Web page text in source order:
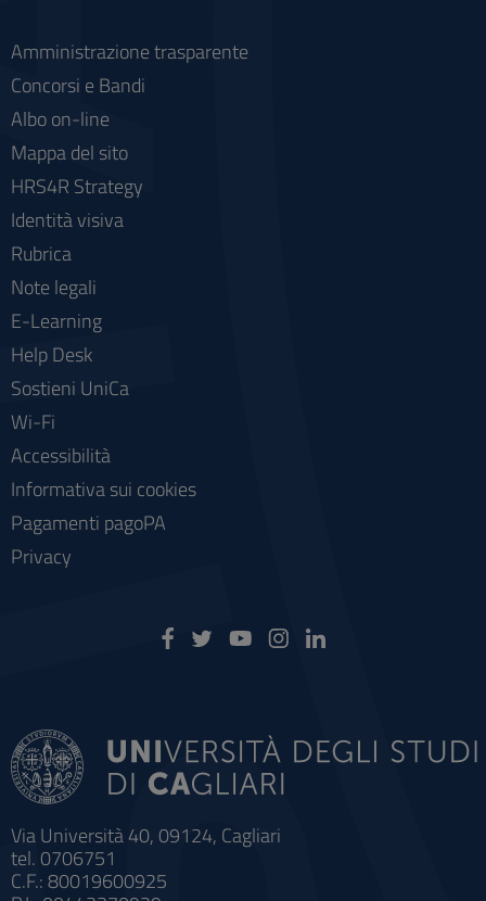
Via Università 40, 09124, Cagliari
tel. 0706751
C.F.: 80019600925
Amministrazione trasparente
Concorsi e Bandi
Albo on-line
Mappa del sito
HRS4R Strategy
Identità visiva
Rubrica
Note legali
E-Learning
Help Desk
Sostieni UniCa
Wi-Fi
Accessibilità
Informativa sui cookies
Pagamenti pagoPA
Privacy